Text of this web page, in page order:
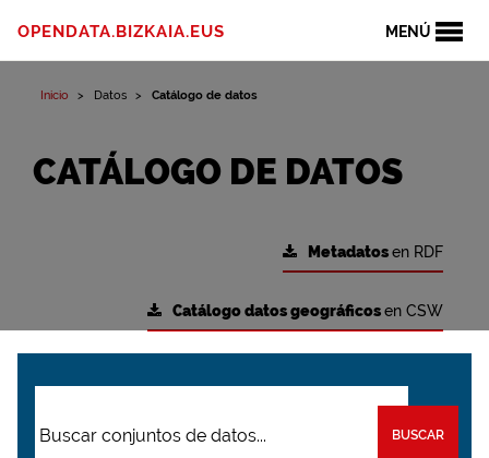
MENÚ
OPENDATA.BIZKAIA.EUS
Inicio Datos Catálogo de datos
CATÁLOGO DE DATOS
Metadatosen RDF
Catálogo datos geográficosen CSW
BUSCAR